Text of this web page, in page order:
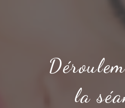
la